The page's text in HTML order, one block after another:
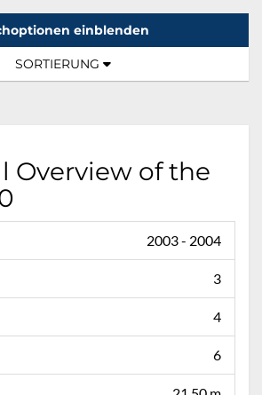
einblenden
TOGGLE NAVIGATION
SORTIERUNG
Overview of the
2003 - 2004
3
4
6